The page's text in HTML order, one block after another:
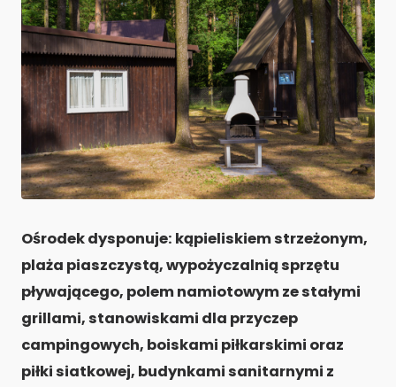
Ośrodek dysponuje: kąpieliskiem strzeżonym,
plaża piaszczystą, wypożyczalnią sprzętu
pływającego, polem namiotowym ze stałymi
grillami, stanowiskami dla przyczep
campingowych, boiskami piłkarskimi oraz
piłki siatkowej, budynkami sanitarnymi z